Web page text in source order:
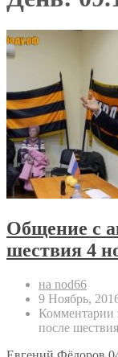
Общение с
шествия 4
на nod66
9 Ноябрь,
Комментарии
после